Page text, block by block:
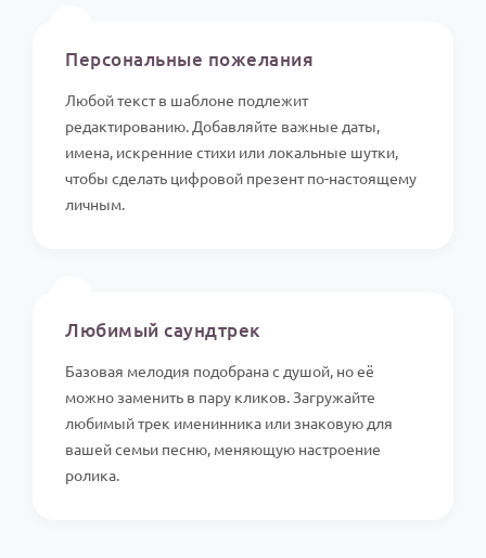
Персональные пожелания
Любой текст в шаблоне подлежит
редактированию. Добавляйте важные даты,
имена, искренние стихи или локальные шутки,
чтобы сделать цифровой презент по-настоящему
личным.
Любимый саундтрек
Базовая мелодия подобрана с душой, но её
можно заменить в пару кликов. Загружайте
любимый трек именинника или знаковую для
вашей семьи песню, меняющую настроение
ролика.